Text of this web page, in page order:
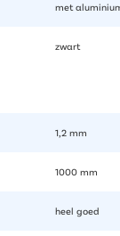
met
zwart
1,2 mm
1000 mm
heel goed